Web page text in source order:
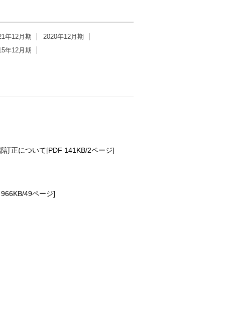
年12月期
2020年12月期
年12月期
正について[PDF 141KB/2ページ]
49ページ]